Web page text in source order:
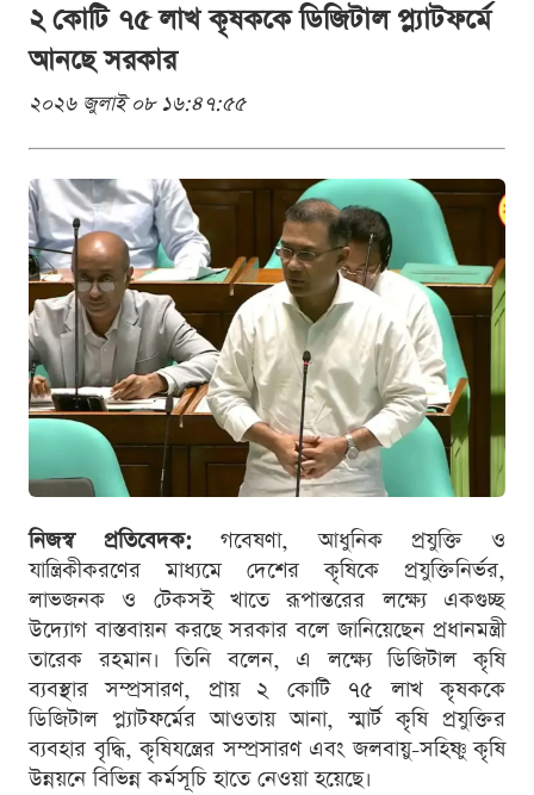
২ কোটি ৭৫ লাখ কৃষককে ডিজিটাল প্ল্যাটফর্মে
আনছে সরকার
২০২৬ জুলাই ০৮ ১৬:৪৭:৫৫
নিজস্ব প্রতিবেদক: গবেষণা, আধুনিক প্রযুক্তি ও
যান্ত্রিকীকরণের মাধ্যমে দেশের কৃষিকে প্রযুক্তিনির্ভর,
লাভজনক ও টেকসই খাতে রূপান্তরের লক্ষ্যে একগুচ্ছ
উদ্যোগ বাস্তবায়ন করছে সরকার বলে জানিয়েছেন প্রধানমন্ত্রী
তারেক রহমান। তিনি বলেন, এ লক্ষ্যে ডিজিটাল কৃষি
ব্যবস্থার সম্প্রসারণ, প্রায় ২ কোটি ৭৫ লাখ কৃষককে
ডিজিটাল প্ল্যাটফর্মের আওতায় আনা, স্মার্ট কৃষি প্রযুক্তির
ব্যবহার বৃদ্ধি, কৃষিযন্ত্রের সম্প্রসারণ এবং জলবায়ু-সহিষ্ণু কৃষি
উন্নয়নে বিভিন্ন কর্মসূচি হাতে নেওয়া হয়েছে।